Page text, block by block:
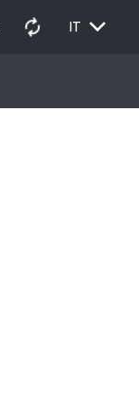
autorenew IT EXPAND_MORE